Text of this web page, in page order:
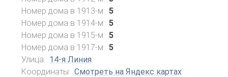
Номер дома в 1913-м: 5
Номер дома в 1914-м: 5
Номер дома в 1915-м: 5
Номер дома в 1917-м: 5
Улица: 14-я Линия
Координаты: Смотреть на Яндекс картах